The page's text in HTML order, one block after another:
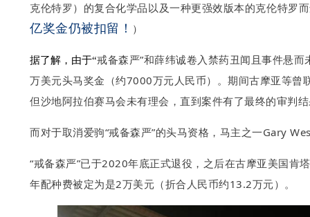
克伦特罗）的复合化学品以及一种更强效版本的克伦特罗
亿奖金仍被扣留！ ）
据了解，由于“戒备森严”和薛纬诚卷入禁药丑闻且事件悬而
万美元头马奖金（约7000万元人民币）。期间古摩亚等曾
但沙地阿拉伯赛马会未有理会，直到案件有了最终的审判
而对于取消爱驹“戒备森严”的头马资格 ，马主之一Gary
“戒备森严”已于2020年底正式退役，之后在古摩亚美国
年配种费被定为是2万美元（折合人民币约13.2万元）。